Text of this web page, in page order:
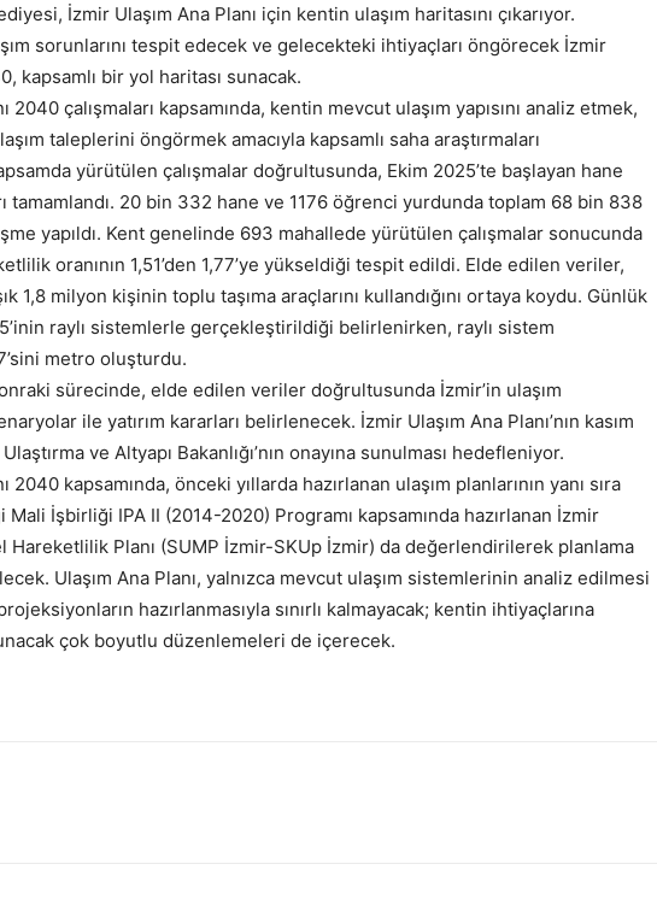
İzmir Ulaşım Ana Planı için kentin ulaşım haritasını çıkarıyor.
sorunlarını tespit edecek ve gelecekteki ihtiyaçları öngörecek İzmir
kapsamlı bir yol haritası sunacak.
2040 çalışmaları kapsamında, kentin mevcut ulaşım yapısını analiz etmek,
taleplerini öngörmek amacıyla kapsamlı saha araştırmaları
yürütülen çalışmalar doğrultusunda, Ekim 2025’te başlayan hane
tamamlandı. 20 bin 332 hane ve 1176 öğrenci yurdunda toplam 68 bin 838
yapıldı. Kent genelinde 693 mahallede yürütülen çalışmalar sonucunda
oranının 1,51’den 1,77’ye yükseldiği tespit edildi. Elde edilen veriler,
1,8 milyon kişinin toplu taşıma araçlarını kullandığını ortaya koydu. Günlük
raylı sistemlerle gerçekleştirildiği belirlenirken, raylı sistem
metro oluşturdu.
sürecinde, elde edilen veriler doğrultusunda İzmir’in ulaşım
ile yatırım kararları belirlenecek. İzmir Ulaşım Ana Planı’nın kasım
ve Altyapı Bakanlığı’nın onayına sunulması hedefleniyor.
2040 kapsamında, önceki yıllarda hazırlanan ulaşım planlarının yanı sıra
İşbirliği IPA II (2014-2020) Programı kapsamında hazırlanan İzmir
Hareketlilik Planı (SUMP İzmir-SKUp İzmir) da değerlendirilerek planlama
Ulaşım Ana Planı, yalnızca mevcut ulaşım sistemlerinin analiz edilmesi
hazırlanmasıyla sınırlı kalmayacak; kentin ihtiyaçlarına
çok boyutlu düzenlemeleri de içerecek.